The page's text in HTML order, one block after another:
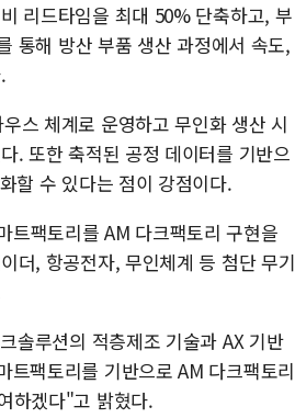
리드타임을 최대 50% 단축하고, 부
통해 방산 부품 생산 과정에서 속도,
스 체계로 운영하고 무인화 생산 시
. 또한 축적된 공정 데이터를 기반으
할 수 있다는 점이 강점이다.
트팩토리를 AM 다크팩토리 구현을
더, 항공전자, 무인체계 등 첨단 무기
솔루션의 적층제조 기술과 AX 기반
팩토리를 기반으로 AM 다크팩토리
하겠다"고 밝혔다.